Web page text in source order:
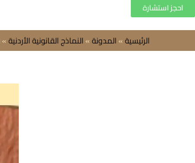
احجز استشارة
الرئيسية» المدونة» النماذج القانونية الأردنية»